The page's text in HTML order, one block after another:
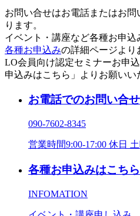
お問い合せはお電話またはお
ります。
イベント・講座など各種お申込
各種お申込みの詳細ページより
LO会員向け認定セミナーお申
申込みはこちら」よりお願いい
お電話でのお問い合せ
090-7602-8345
営業時間9:00-17:00 休日
各種お申込みはこちら
INFOMATION